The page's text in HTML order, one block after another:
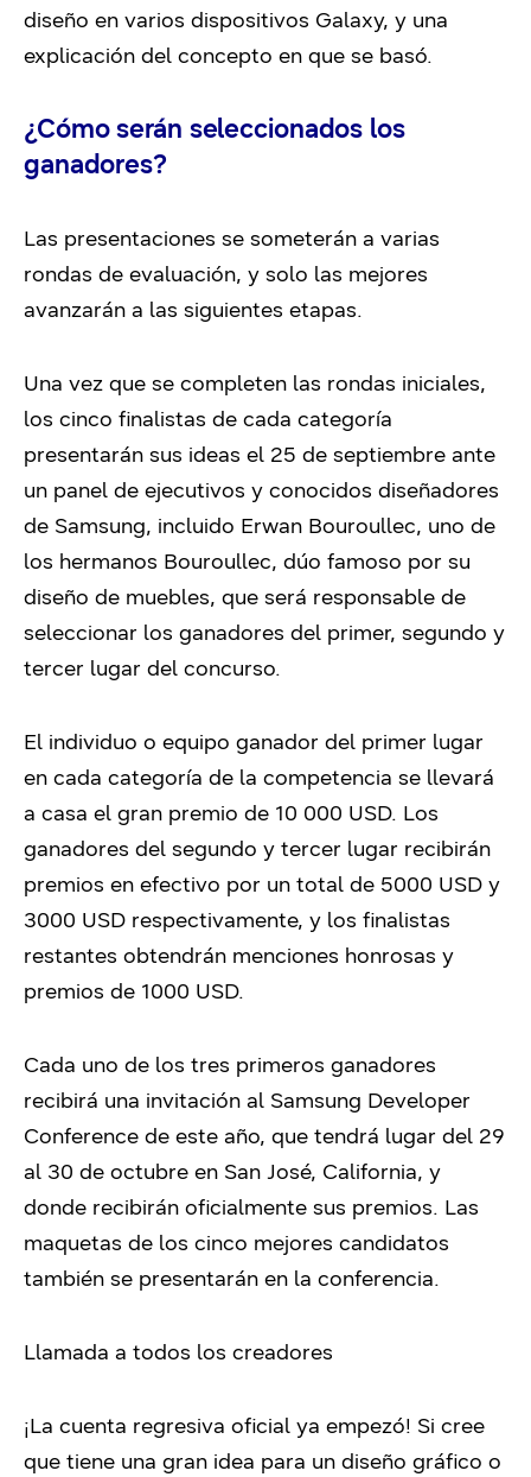
diseño en varios dispositivos Galaxy, y una
explicación del concepto en que se basó.
¿Cómo serán seleccionados los
ganadores?
Las presentaciones se someterán a varias
rondas de evaluación, y solo las mejores
avanzarán a las siguientes etapas.
Una vez que se completen las rondas iniciales,
los cinco finalistas de cada categoría
presentarán sus ideas el 25 de septiembre ante
un panel de ejecutivos y conocidos diseñadores
de Samsung, incluido Erwan Bouroullec, uno de
los hermanos Bouroullec, dúo famoso por su
diseño de muebles, que será responsable de
seleccionar los ganadores del primer, segundo y
tercer lugar del concurso.
El individuo o equipo ganador del primer lugar
en cada categoría de la competencia se llevará
a casa el gran premio de 10 000 USD. Los
ganadores del segundo y tercer lugar recibirán
premios en efectivo por un total de 5000 USD y
3000 USD respectivamente, y los finalistas
restantes obtendrán menciones honrosas y
premios de 1000 USD.
Cada uno de los tres primeros ganadores
recibirá una invitación al Samsung Developer
Conference de este año, que tendrá lugar del 29
al 30 de octubre en San José, California, y
donde recibirán oficialmente sus premios. Las
maquetas de los cinco mejores candidatos
también se presentarán en la conferencia.
Llamada a todos los creadores
¡La cuenta regresiva oficial ya empezó! Si cree
que tiene una gran idea para un diseño gráfico o